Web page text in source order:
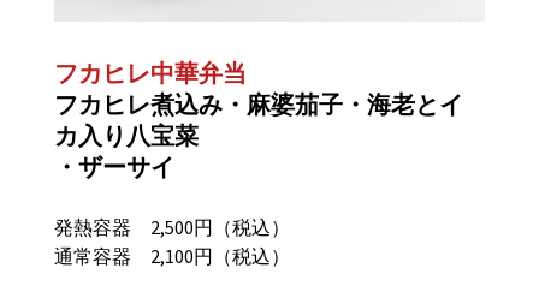
フカヒレ中華弁当
フカヒレ煮込み・麻婆茄子・海老とイ
カ入り八宝菜
・ザーサイ
発熱容器 2,500円（税込）
通常容器 2,100円（税込）